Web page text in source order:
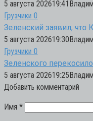
5 августа
Грузчики 0
Зеленский заявил,
5 августа
Грузчики 0
Зеленского
5 августа
Добавить комментарий
Имя *